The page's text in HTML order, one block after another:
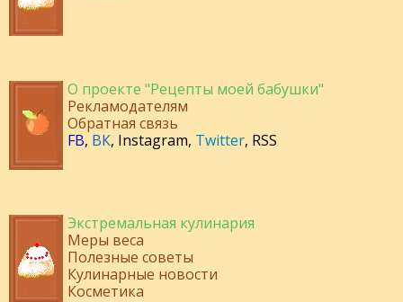
О проекте "Рецепты моей бабушки"
Рекламодателям
Обратная связь
FB, ВК, Instagram, Twitter, RSS
Экстремальная кулинария
Меры веса
Полезные советы
Кулинарные новости
Косметика